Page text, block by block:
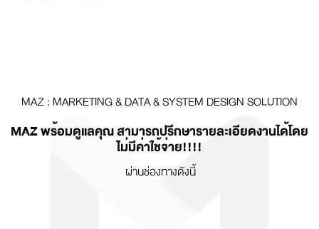
MAZ : MARKETING & DATA & SYSTEM DESIGN SOLUTION
MAZ พร้อมดูแลคุณ สามารถปรึกษารายละเอียดงานได้โดย
ไม่มีค่าใช้จ่าย!!!!
ผ่านช่องทางดังนี้